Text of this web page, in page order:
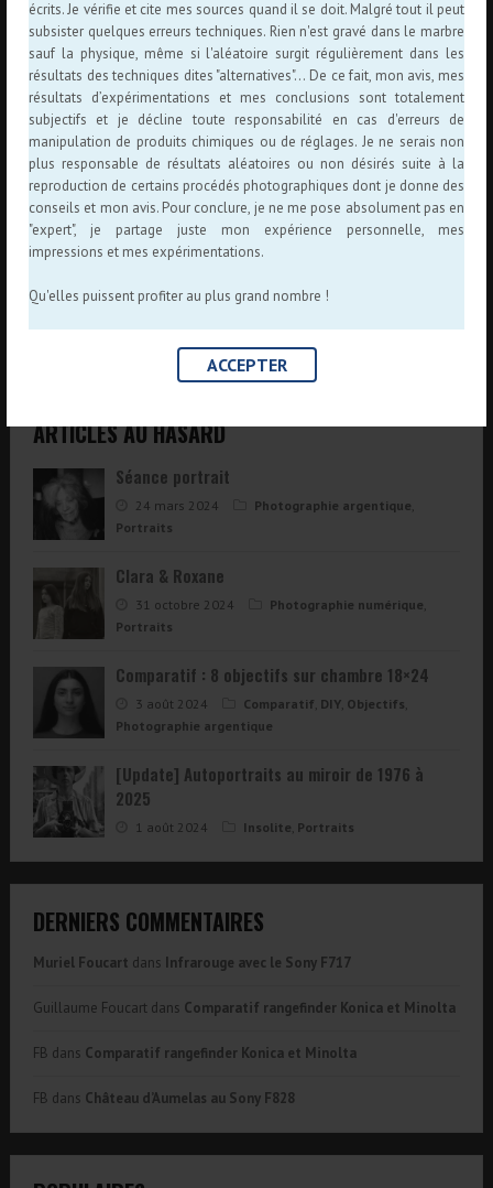
écrits. Je vérifie et cite mes sources quand il se doit. Malgré tout il peut
subsister quelques erreurs techniques. Rien n'est gravé dans le marbre
sauf la physique, même si l'aléatoire surgit régulièrement dans les
résultats des techniques dites "alternatives"... De ce fait, mon avis, mes
résultats d’expérimentations et mes conclusions sont totalement
subjectifs et je décline toute responsabilité en cas d'erreurs de
manipulation de produits chimiques ou de réglages. Je ne serais non
plus responsable de résultats aléatoires ou non désirés suite à la
reproduction de certains procédés photographiques dont je donne des
conseils et mon avis. Pour conclure, je ne me pose absolument pas en
"expert", je partage juste mon expérience personnelle, mes
impressions et mes expérimentations.
Qu'elles puissent profiter au plus grand nombre !
ACCEPTER
Rejoignez les 42 autres abonnés
GALERIE COLLODION HUMIDE
ARTICLES AU HASARD
Séance portrait
24 mars 2024 Photographie argentique
Portraits
Clara & Roxane
31 octobre 2024 Photographie numérique
Portraits
Comparatif : 8 objectifs sur chambre 18×24
3 août 2024 Comparatif DIY, Objectifs
Photographie argentique
[Update] Autoportraits au miroir de 1976 à
2025
1 août 2024 Insolite Portraits
DERNIERS COMMENTAIRES
Muriel Foucart dans Infrarouge avec le Sony F717
Guillaume Foucartdans Comparatif rangefinder Konica et Minolta
FB dans Comparatif rangefinder Konica et Minolta
FB dans Château d’Aumelas au Sony F828